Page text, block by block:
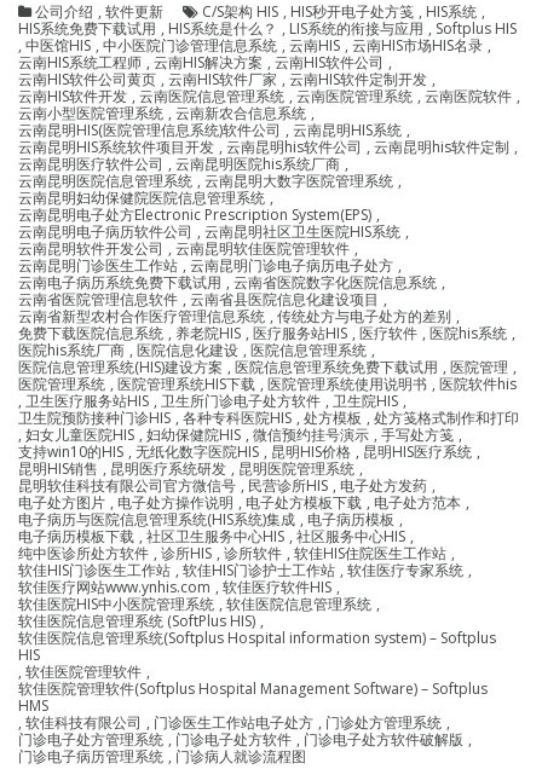
公司介绍 , 软件更新 C/S架构 HIS , HIS秒开电子处方笺 , HIS系统 ,
HIS系统免费下载试用 , HIS系统是什么？ , LIS系统的衔接与应用 , Softplus HIS
, 中医馆HIS , 中小医院门诊管理信息系统 , 云南HIS , 云南HIS市场HIS名录 ,
云南HIS系统工程师 , 云南HIS解决方案 , 云南HIS软件公司 ,
云南HIS软件公司黄页 , 云南HIS软件厂家 , 云南HIS软件定制开发 ,
云南HIS软件开发 , 云南医院信息管理系统 , 云南医院管理系统 , 云南医院软件 ,
云南小型医院管理系统 , 云南新农合信息系统 ,
云南昆明HIS(医院管理信息系统)软件公司 , 云南昆明HIS系统 ,
云南昆明HIS系统软件项目开发 , 云南昆明his软件公司 , 云南昆明his软件定制 ,
云南昆明医疗软件公司 , 云南昆明医院his系统厂商 ,
云南昆明医院信息管理系统 , 云南昆明大数字医院管理系统 ,
云南昆明妇幼保健院医院信息管理系统 ,
云南昆明电子处方Electronic Prescription System(EPS) ,
云南昆明电子病历软件公司 , 云南昆明社区卫生医院HIS系统 ,
云南昆明软件开发公司 , 云南昆明软佳医院管理软件 ,
云南昆明门诊医生工作站 , 云南昆明门诊电子病历电子处方 ,
云南电子病历系统免费下载试用 , 云南省医院数字化医院信息系统 ,
云南省医院管理信息软件 , 云南省县医院信息化建设项目 ,
云南省新型农村合作医疗管理信息系统 , 传统处方与电子处方的差别 ,
免费下载医院信息系统 , 养老院HIS , 医疗服务站HIS , 医疗软件 , 医院his系统 ,
医院his系统厂商 , 医院信息化建设 , 医院信息管理系统 ,
医院信息管理系统(HIS)建设方案 , 医院信息管理系统免费下载试用 , 医院管理 ,
医院管理系统 , 医院管理系统HIS下载 , 医院管理系统使用说明书 , 医院软件his
, 卫生医疗服务站HIS , 卫生所门诊电子处方软件 , 卫生院HIS ,
卫生院预防接种门诊HIS , 各种专科医院HIS , 处方模板 , 处方笺格式制作和打印
, 妇女儿童医院HIS , 妇幼保健院HIS , 微信预约挂号演示 , 手写处方笺 ,
支持win10的HIS , 无纸化数字医院HIS , 昆明HIS价格 , 昆明HIS医疗系统 ,
昆明HIS销售 , 昆明医疗系统研发 , 昆明医院管理系统 ,
昆明软佳科技有限公司官方微信号 , 民营诊所HIS , 电子处方发药 ,
电子处方图片 , 电子处方操作说明 , 电子处方模板下载 , 电子处方范本 ,
电子病历与医院信息管理系统(HIS系统)集成 , 电子病历模板 ,
电子病历模板下载 , 社区卫生服务中心HIS , 社区服务中心HIS ,
纯中医诊所处方软件 , 诊所HIS , 诊所软件 , 软佳HIS住院医生工作站 ,
软佳HIS门诊医生工作站 , 软佳HIS门诊护士工作站 , 软佳医疗专家系统 ,
软佳医疗网站www.ynhis.com , 软佳医疗软件HIS ,
软佳医院HIS中小医院管理系统 , 软佳医院信息管理系统 ,
软佳医院信息管理系统 (SoftPlus HIS) ,
软佳医院信息管理系统(Softplus Hospital information system) – Softplus
HIS
, 软佳医院管理软件 ,
软佳医院管理软件(Softplus Hospital Management Software) – Softplus
HMS
, 软佳科技有限公司 , 门诊医生工作站电子处方 , 门诊处方管理系统 ,
门诊电子处方管理系统 , 门诊电子处方软件 , 门诊电子处方软件破解版 ,
门诊电子病历管理系统 , 门诊病人就诊流程图